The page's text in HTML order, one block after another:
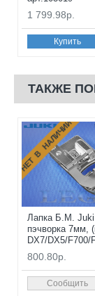
1 799.98р.
Купить
ТАКЖЕ
НЕТ В НАЛИЧИИ
Лапка Б.М. Juki
пэчворка 7мм,
DX7/DX5/F700/
800.80р.
Сообщить